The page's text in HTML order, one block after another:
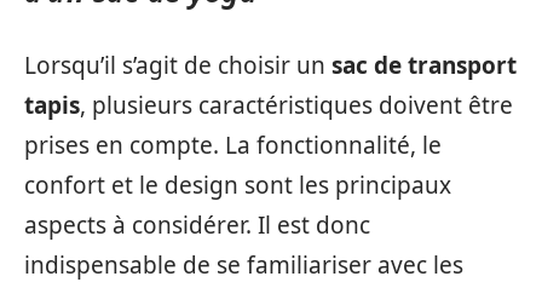
Lorsqu’il s’agit de choisir un sac de transport
tapis, plusieurs caractéristiques doivent être
prises en compte. La fonctionnalité, le
confort et le design sont les principaux
aspects à considérer. Il est donc
indispensable de se familiariser avec les